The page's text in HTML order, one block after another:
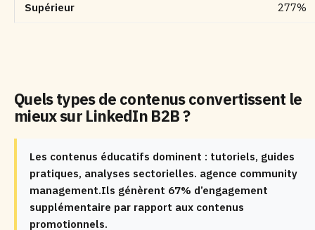
Supérieur 277%
Quels types de contenus convertissent le
mieux sur LinkedIn B2B ?
Les contenus éducatifs dominent : tutoriels, guides
pratiques, analyses sectorielles. agence community
management.Ils génèrent 67% d’engagement
supplémentaire par rapport aux contenus
promotionnels.